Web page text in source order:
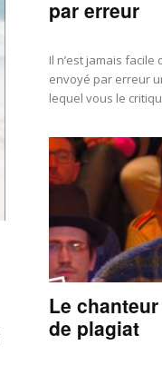
par erreur
Il n’est jamais
envoyé par erreur
lequel vous le
Le
de plagiat